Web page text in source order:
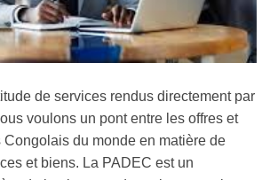
de services rendus directement par
voulons un pont entre les offres et
Congolais du monde en matière de
et biens. La PADEC est un